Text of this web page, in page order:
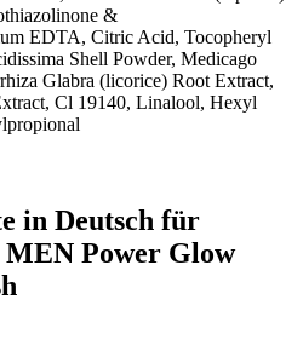
&
EDTA, Citric Acid, Tocopheryl
Shell Powder, Medicago
Glabra (licorice) Root Extract,
Cl 19140, Linalool, Hexyl
in Deutsch für
Power Glow